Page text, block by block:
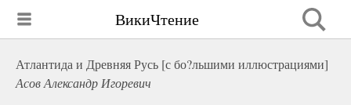
ВикиЧтение
Атлантида и Древняя Русь [с бо?льшими иллюстрациями]
Асов Александр Игоревич